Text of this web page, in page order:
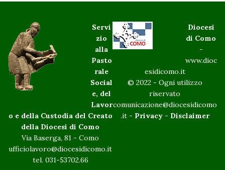
Servi
zio
alla
Pasto
rale
Social
e, del
Lavor
o e della Custodia del Creato
della Diocesi di Como
Via Baserga, 81 - Como
ufficiolavoro@diocesidicomo.it
tel. 031-53702.66
Diocesi
di Como
-
www.dioc
esidicomo.it
© 2022 - Ogni utilizzo
riservato
comunicazione@diocesidicomo
.it - Privacy- Disclaimer